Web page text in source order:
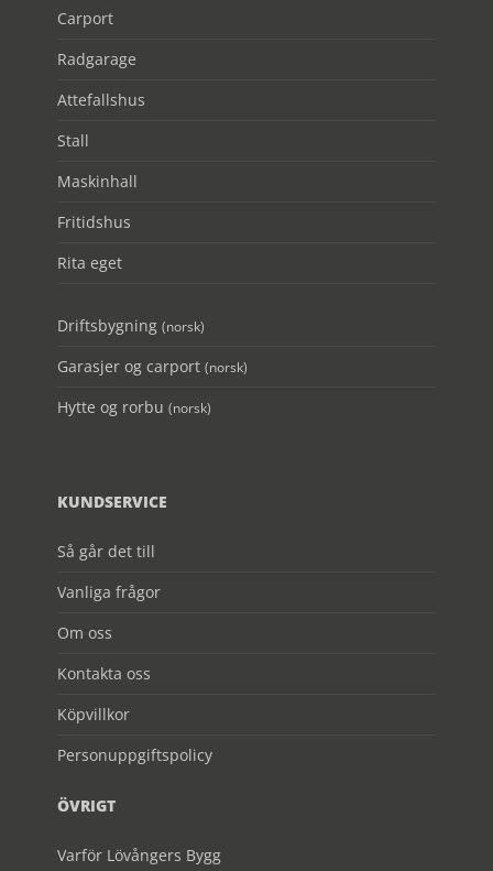
Carport
Radgarage
Attefallshus
Stall
Maskinhall
Fritidshus
Rita eget
Driftsbygning(norsk)
Garasjer og carport(norsk)
Hytte og rorbu(norsk)
KUNDSERVICE
Så går det till
Vanliga frågor
Om oss
Kontakta oss
Köpvillkor
Personuppgiftspolicy
ÖVRIGT
Varför Lövångers Bygg